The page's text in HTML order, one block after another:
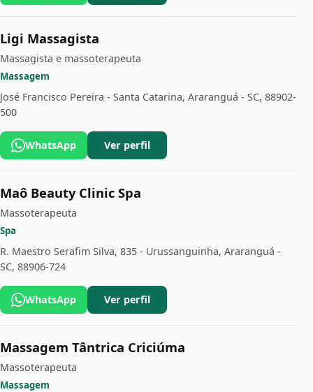
Ligi Massagista
Massagista e massoterapeuta
Massagem
José Francisco Pereira - Santa Catarina, Araranguá - SC, 88902-
500
WhatsApp Ver perfil
Maô Beauty Clinic Spa
Massoterapeuta
Spa
R. Maestro Serafim Silva, 835 - Urussanguinha, Araranguá -
SC, 88906-724
WhatsApp Ver perfil
Massagem Tântrica Criciúma
Massoterapeuta
Massagem